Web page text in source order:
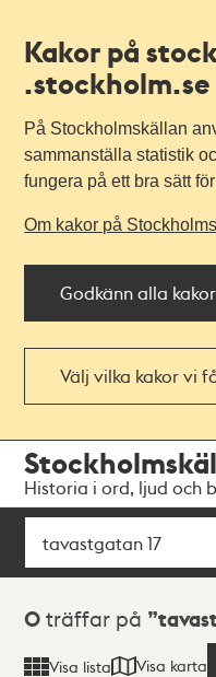
Kakor på
.stockholm.se
På Stockholmskällan
sammanställa statistik
fungera på ett bra sätt
Om kakor på
Godkänn alla kakor
Välj vilka kakor vi
navigationen
huvudinnehållet
Historia i ord, ljud och
Sök
Sökresultat
0 träffar på
Visa lista Visa karta